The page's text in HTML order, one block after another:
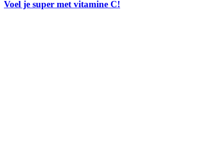
Voel je super met vitamine C!